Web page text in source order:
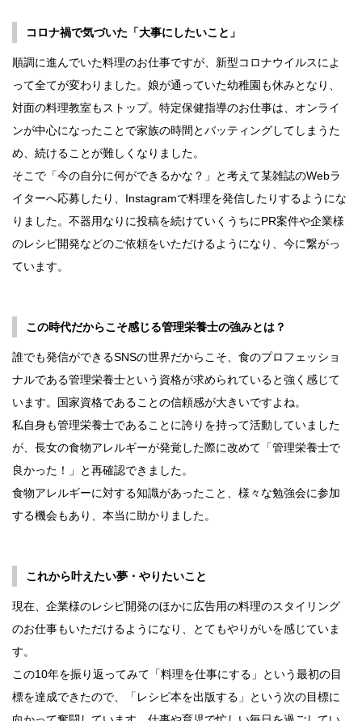
コロナ禍で気づいた「大事にしたいこと」
順調に進んでいた料理のお仕事ですが、新型コロナウイルスによ
って全てが変わりました。娘が通っていた幼稚園も休みとなり、
対面の料理教室もストップ。特定保健指導のお仕事は、オンライ
ンが中心になったことで家族の時間とバッティングしてしまうた
め、続けることが難しくなりました。
そこで「今の自分に何ができるかな？」と考えて某雑誌のWebラ
イターへ応募したり、Instagramで料理を発信したりするようにな
りました。不器用なりに投稿を続けていくうちにPR案件や企業様
のレシピ開発などのご依頼をいただけるようになり、今に繋がっ
ています。
この時代だからこそ感じる管理栄養士の強みとは？
誰でも発信ができるSNSの世界だからこそ、食のプロフェッショ
ナルである管理栄養士という資格が求められていると強く感じて
います。国家資格であることの信頼感が大きいですよね。
私自身も管理栄養士であることに誇りを持って活動していました
が、長女の食物アレルギーが発覚した際に改めて「管理栄養士で
良かった！」と再確認できました。
食物アレルギーに対する知識があったこと、様々な勉強会に参加
する機会もあり、本当に助かりました。
これから叶えたい夢・やりたいこと
現在、企業様のレシピ開発のほかに広告用の料理のスタイリング
のお仕事もいただけるようになり、とてもやりがいを感じていま
す。
この10年を振り返ってみて「料理を仕事にする」という最初の目
標を達成できたので、「レシピ本を出版する」という次の目標に